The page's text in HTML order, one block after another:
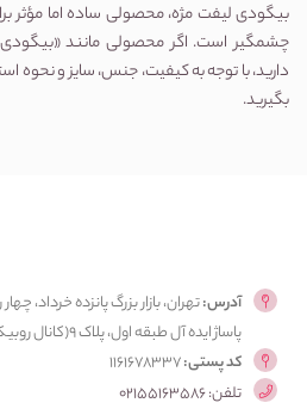
بیگودی لیفت مژه، محصولی ساده اما مؤثر
چشمگیر است. اگر محصولی مانند «بیگودی
دارید، با توجه به کیفیت، جنس، سایز و نحوه
بگیرید.
آدرس:تهران، بازار بزرگ پانزده خرداد،
پاساژ ایده آل طبقه اول، پلاک ۹(کانال روبیکا: fida_arayeshi)
کد پستی:1161678337
تلفن: 02155163586